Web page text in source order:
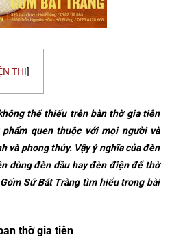
THỊ]
thể thiếu trên bàn thờ gia tiên
quen thuộc với mọi người và
và phong thủy. Vậy ý nghĩa của đèn
dùng đèn dầu hay đèn điện để thờ
Gốm Sứ Bát Tràngtìm hiểu trong bài
thờ gia tiên